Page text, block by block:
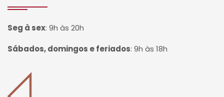
Seg à sex: 9h às 20h
Sábados, domingos e feriados: 9h às 18h
Página inicial